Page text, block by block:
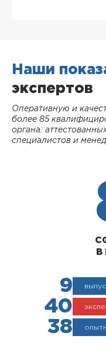
Наши
экспертов
Оперативную и
более 85
органа:
специалистов и
9
40
38